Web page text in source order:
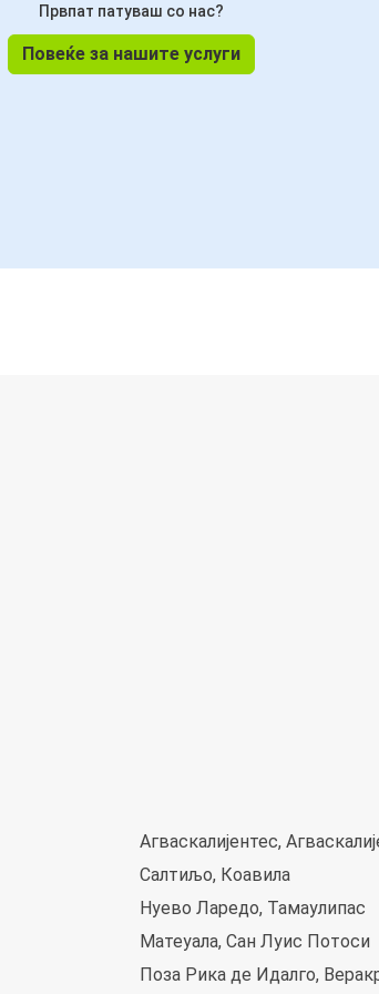
Првпат патуваш со нас?
Повеќе за нашите услуги
Агваскалијентес,
Салтиљо, Коавила
Нуево Ларедо, Тамаулипас
Матеуала, Сан Луис Потоси
Поза Рика де Идалго,